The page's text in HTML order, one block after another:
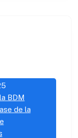
BDM
de la